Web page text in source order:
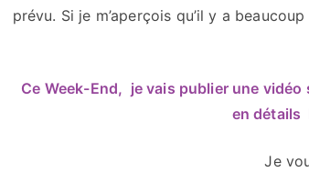
prévu. Si je m’aperçois qu’il y a
Ce Week-End, je vais publier une
en détails
Je